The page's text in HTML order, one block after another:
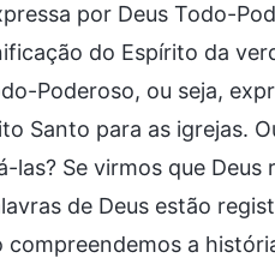
por Deus Todo-
do Espírito da
Poderoso, ou seja,
Santo para as igrejas.
las? Se virmos que Deus
de Deus estão
compreendemos a